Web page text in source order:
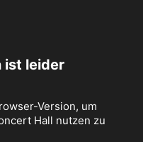
ist leider
Version, um
Hall nutzen zu